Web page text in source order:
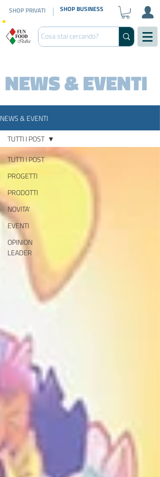
SHOP PRIVATI SHOP BUSINESS
NEWS & EVENTI
NEWS & EVENTI
TUTTI I POST
PROGETTI
PRODOTTI
NOVITA'
EVENTI
OPINION
LEADER
TUTTI I POST